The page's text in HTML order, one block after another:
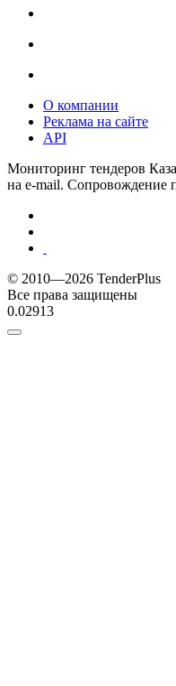
О компании
Реклама на сайте
API
Мониторинг тендеров
на e-mail. Сопровождение
© 2010—2026 TenderPlus
Все права защищены
0.02913